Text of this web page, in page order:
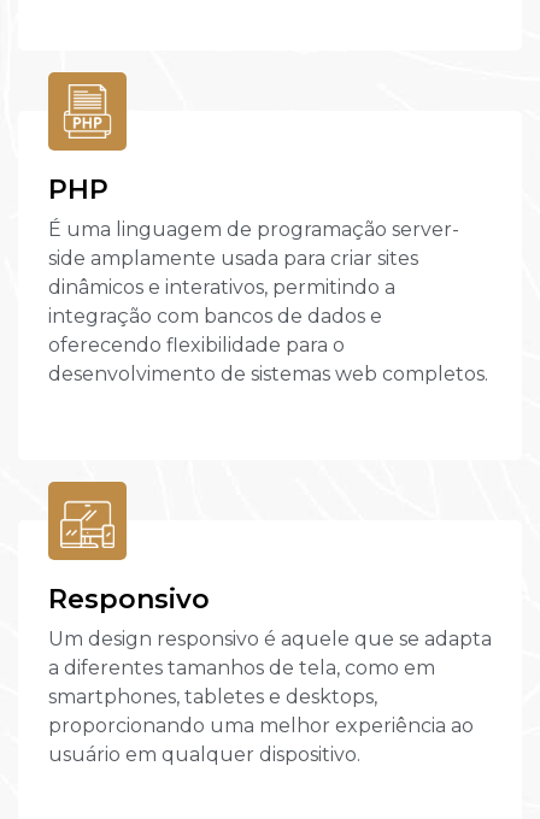
PHP
É uma linguagem de programação server-
side amplamente usada para criar sites
dinâmicos e interativos, permitindo a
integração com bancos de dados e
oferecendo flexibilidade para o
desenvolvimento de sistemas web completos.
Responsivo
Um design responsivo é aquele que se adapta
a diferentes tamanhos de tela, como em
smartphones, tabletes e desktops,
proporcionando uma melhor experiência ao
usuário em qualquer dispositivo.